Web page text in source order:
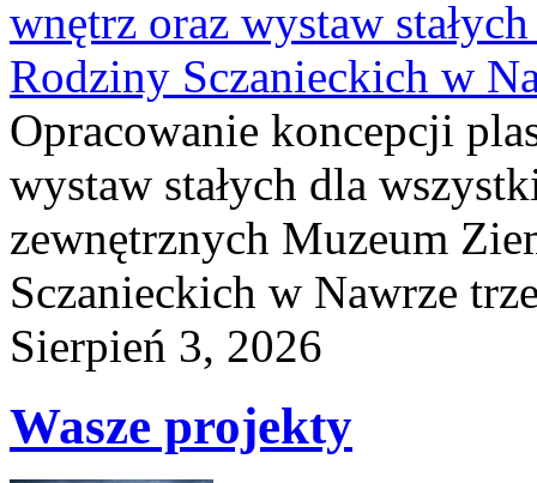
wnętrz oraz wystaw
Rodziny Sczanieckich w
Opracowanie koncepcji
wystaw stałych dla
zewnętrznych Muzeum
Sczanieckich w Nawrze
Sierpień 3, 2026
Wasze projekty